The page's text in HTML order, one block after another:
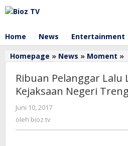
Lewati
ke
Home
News Entertainment
Homepage » News » Moment »
Ribuan Pelanggar
Kejaksaan Negeri
Juni 10, 2017
oleh bioz tv